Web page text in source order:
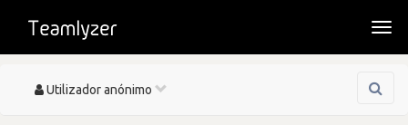
Toggle
Utilizador anónimo